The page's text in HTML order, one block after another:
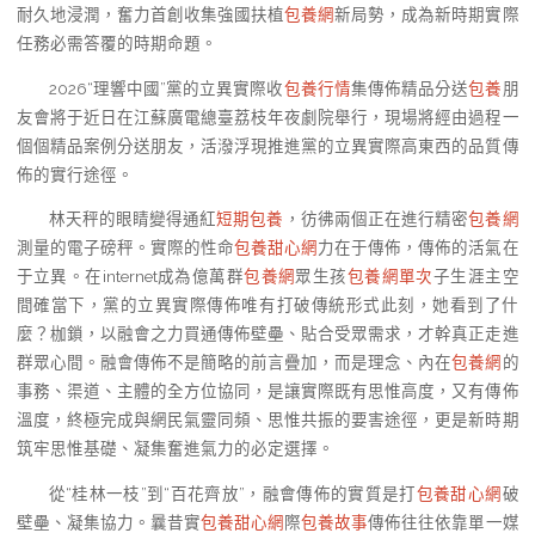
耐久地浸潤，奮力首創收集強國扶植包養網新局勢，成為新時期實際
任務必需答覆的時期命題。
2026“理響中國”黨的立異實際收包養行情集傳佈精品分送包養朋
友會將于近日在江蘇廣電總臺荔枝年夜劇院舉行，現場將經由過程一
個個精品案例分送朋友，活潑浮現推進黨的立異實際高東西的品質傳
佈的實行途徑。
林天秤的眼睛變得通紅短期包養 ，彷彿兩個正在進行精密包養網
測量的電子磅秤。實際的性命包養甜心網力在于傳佈，傳佈的活氣在
于立異。在internet成為億萬群包養網眾生孩包養網單次子生涯主空
間確當下，黨的立異實際傳佈唯有打破傳統形式此刻，她看到了什
麼？枷鎖，以融會之力買通傳佈壁壘、貼合受眾需求，才幹真正走進
群眾心間。融會傳佈不是簡略的前言疊加，而是理念、內在包養網 的
事務、渠道、主體的全方位協同，是讓實際既有思惟高度，又有傳佈
溫度，終極完成與網民氣靈同頻、思惟共振的要害途徑，更是新時期
筑牢思惟基礎、凝集奮進氣力的必定選擇。
從“桂林一枝”到“百花齊放”，融會傳佈的實質是打包養甜心網破
壁壘、凝集協力。曩昔實包養甜心網際包養故事傳佈往往依靠單一媒